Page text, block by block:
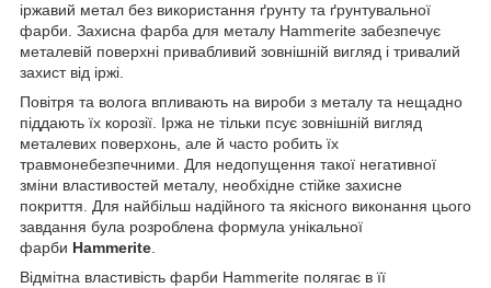
іржавий метал без використання ґрунту та ґрунтувальної
фарби. Захисна фарба для металу Hammerite забезпечує
металевій поверхні привабливий зовнішній вигляд і тривалий
захист від іржі.
Повітря та волога впливають на вироби з металу та нещадно
піддають їх корозії. Іржа не тільки псує зовнішній вигляд
металевих поверхонь, але й часто робить їх
травмонебезпечними. Для недопущення такої негативної
зміни властивостей металу, необхідне стійке захисне
покриття. Для найбільш надійного та якісного виконання цього
завдання була розроблена формула унікальної
фарби Hammerite.
Відмітна властивість фарби Hammerite полягає в її